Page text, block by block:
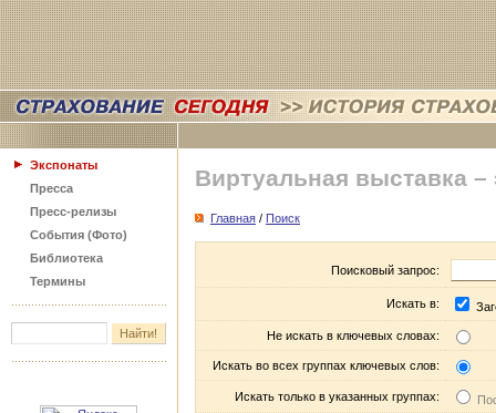
Экспонаты
Пресса
Пресс-релизы
События (Фото)
Библиотека
Термины
Виртуальная выставка –
Главная / Поиск
Поисковый запрос:
Искать в:
Не искать в ключевых словах:
Искать во всех группах ключевых слов:
Искать только в указанных группах: